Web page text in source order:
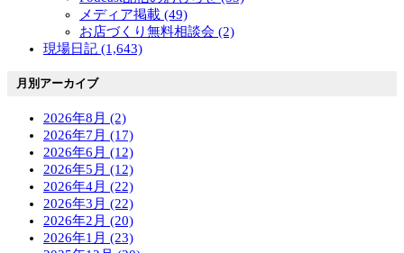
メディア掲載 (49)
お店づくり無料相談会 (2)
現場日記 (1,643)
月別アーカイブ
2026年8月 (2)
2026年7月 (17)
2026年6月 (12)
2026年5月 (12)
2026年4月 (22)
2026年3月 (22)
2026年2月 (20)
2026年1月 (23)